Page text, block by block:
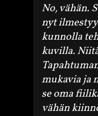
No, vähän.
nyt
kunnolla
kuvilla.
mukavia ja
se oma
vähän